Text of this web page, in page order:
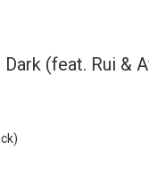
(feat. Rui &